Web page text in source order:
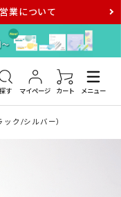
業について
探す マイページ カート メニュー
メガネ
ク/シルバー）